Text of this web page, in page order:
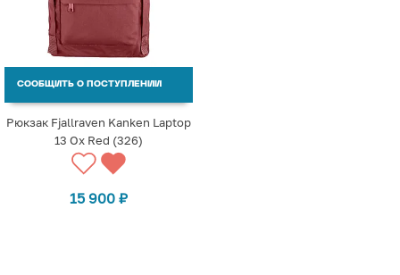
СООБЩИТЬ О ПОСТУПЛЕНИИ
Рюкзак Fjallraven Kanken Laptop
13 Ox Red (326)
15 900 ₽